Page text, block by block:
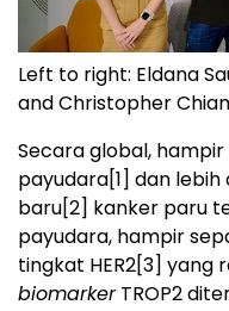
Left to right: Eldana
and Christopher
Secara global,
payudara[1] dan lebih
baru[2] kanker paru
payudara, hampir
tingkat HER2[3] yang
biomarkerTROP2